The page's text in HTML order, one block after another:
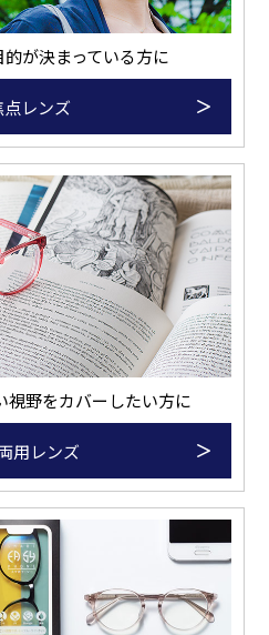
が決まっている方に
レンズ
視野をカバーしたい方に
用レンズ